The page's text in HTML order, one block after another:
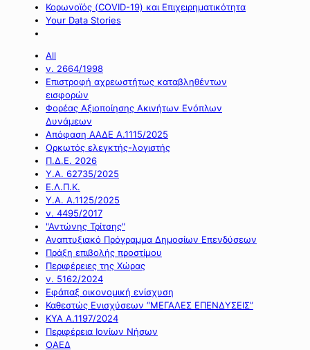
Κορωνοϊός (COVID-19) και Επιχειρηματικότητα
Your Data Stories
All
ν. 2664/1998
Επιστροφή αχρεωστήτως καταβληθέντων
εισφορών
Φορέας Αξιοποίησης Ακινήτων Ενόπλων
Δυνάμεων
Απόφαση ΑΑΔΕ Α.1115/2025
Ορκωτός ελεγκτής-λογιστής
Π.Δ.Ε. 2026
Υ.Α. 62735/2025
Ε.Λ.Π.Κ.
Υ.Α. Α.1125/2025
ν. 4495/2017
"Αντώνης Τρίτσης"
Αναπτυξιακό Πρόγραμμα Δημοσίων Επενδύσεων
Πράξη επιβολής προστίμου
Περιφέρειες της Χώρας
ν. 5162/2024
Εφάπαξ οικονομική ενίσχυση
Καθεστώς Ενισχύσεων “ΜΕΓΑΛΕΣ ΕΠΕΝΔΥΣΕΙΣ”
ΚΥΑ Α.1197/2024
Περιφέρεια Ιονίων Νήσων
ΟΑΕΔ